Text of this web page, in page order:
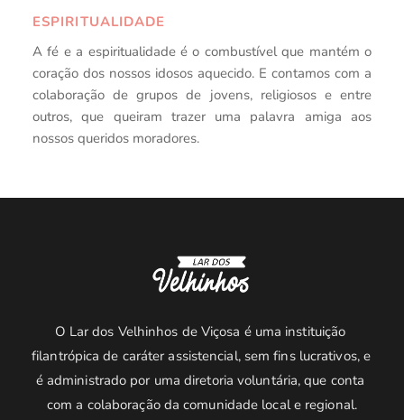
ESPIRITUALIDADE
A fé e a espiritualidade é o combustível que mantém o
coração dos nossos idosos aquecido. E contamos com a
colaboração de grupos de jovens, religiosos e entre
outros, que queiram trazer uma palavra amiga aos
nossos queridos moradores.
O Lar dos Velhinhos de Viçosa é uma instituição
filantrópica de caráter assistencial, sem fins lucrativos, e
é administrado por uma diretoria voluntária, que conta
com a colaboração da comunidade local e regional.